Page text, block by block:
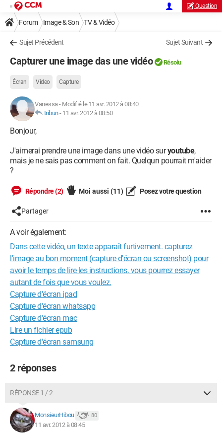
Question
Forum Image & Son TV & Vidéo
Sujet Précédent Sujet Suivant
Capturer une image das une vidéo Résolu
Écran Video Capture
Vanessa- Modifié le 11 avr. 2012 à 08:40
tribun- 11 avr. 2012 à 08:50
Bonjour,
J'aimerai prendre une image dans une vidéo suryoutube,
mais je ne sais pas comment on fait. Quelqun pourrait m'aider
?
Répondre (2) Moi aussi (11) Posez votre question
Partager
A voir également:
Dans cette vidéo, un texte apparaît furtivement. capturez
l'image au bon moment (capture d'écran ou screenshot) pour
avoir le temps de lire les instructions. vous pourrez essayer
autant de fois que vous voulez.
Capture d'écran ipad
Capture d'écran whatsapp
Capture d'écran mac
Lire un fichier epub
Capture d'écran samsung
2 réponses
RÉPONSE 1 / 2
MonsieurHibou 80
11 avr. 2012 à 08:45